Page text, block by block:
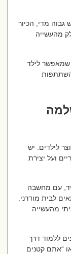
מדי, הכיור
מהעשייה
לילד
יש
ועל יצירת
עם מחשבה
לבית מודרני.
מהעשייה
ללמוד דרך
“אתם קטנים